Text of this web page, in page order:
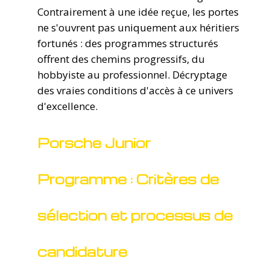
Contrairement à une idée reçue, les portes
ne s'ouvrent pas uniquement aux héritiers
fortunés : des programmes structurés
offrent des chemins progressifs, du
hobbyiste au professionnel. Décryptage
des vraies conditions d'accès à ce univers
d'excellence.
Porsche Junior
Programme : Critères de
sélection et processus de
candidature